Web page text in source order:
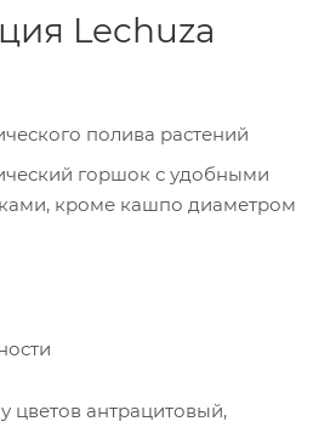
Lechuza
полива растений
горшок с удобными
кроме кашпо диаметром
цветов антрацитовый,